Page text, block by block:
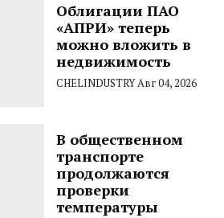
Облигации ПАО
«АПРИ» теперь
можно вложить в
недвижимость
CHELINDUSTRYАвг 04, 2026
В общественном
транспорте
продолжаются
проверки
температуры